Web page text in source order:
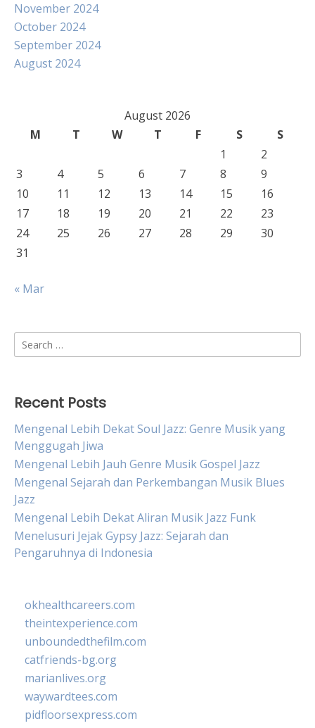
November 2024
October 2024
September 2024
August 2024
August 2026
M
T W T F S
S
1
2
3
4 5 6 7 8
9
10
11 12 13 14 15
16
17
18 19 20 21 22
23
24
25 26 27 28 29
30
31
« Mar
Search
for:
Recent Posts
Mengenal Lebih Dekat Soul Jazz: Genre Musik yang
Menggugah Jiwa
Mengenal Lebih Jauh Genre Musik Gospel Jazz
Mengenal Sejarah dan Perkembangan Musik Blues
Jazz
Mengenal Lebih Dekat Aliran Musik Jazz Funk
Menelusuri Jejak Gypsy Jazz: Sejarah dan
Pengaruhnya di Indonesia
okhealthcareers.com
theintexperience.com
unboundedthefilm.com
catfriends-bg.org
marianlives.org
waywardtees.com
pidfloorsexpress.com